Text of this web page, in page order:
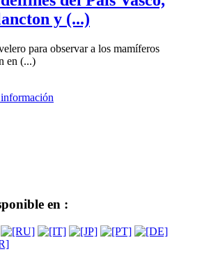
y (...)
para observar a los mamíferos
en (...)
en :